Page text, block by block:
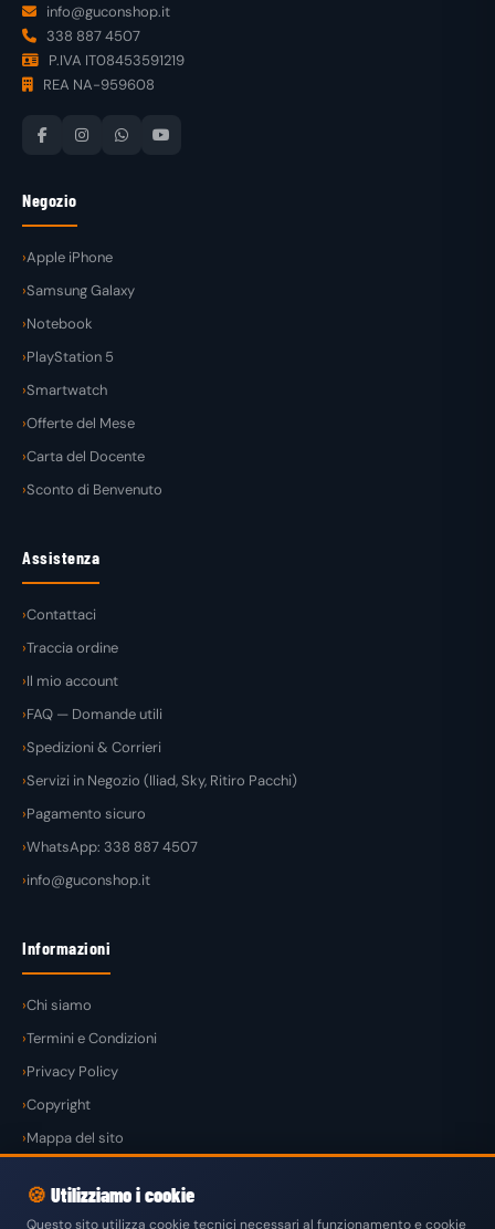
info@guconshop.it
338 887 4507
P.IVA IT08453591219
REA NA-959608
Negozio
Apple iPhone
Samsung Galaxy
Notebook
PlayStation 5
Smartwatch
Offerte del Mese
Carta del Docente
Sconto di Benvenuto
Assistenza
Contattaci
Traccia ordine
Il mio account
FAQ — Domande utili
Spedizioni & Corrieri
Servizi in Negozio (Iliad, Sky, Ritiro Pacchi)
Pagamento sicuro
WhatsApp: 338 887 4507
info@guconshop.it
Informazioni
Chi siamo
Termini e Condizioni
Privacy Policy
Copyright
Mappa del sito
🍪 Utilizziamo i cookie
Questo sito utilizza cookie tecnici necessari al funzionamento e cookie